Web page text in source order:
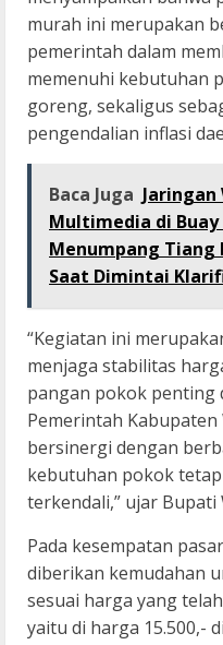
murah ini merupakan
pemerintah dalam
memenuhi kebutuhan
goreng, sekaligus
pengendalian inflasi
Baca Juga Jaringan
Multimedia di
Menumpang Tiang
Saat Dimintai
“Kegiatan ini
menjaga stabilitas
pangan pokok penting
Pemerintah
bersinergi dengan
kebutuhan pokok
terkendali,” ujar Bupati
Pada kesempatan
diberikan kemudahan
sesuai harga yang
yaitu di harga 15.500,-